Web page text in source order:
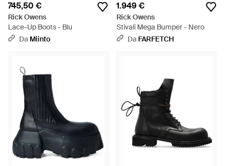
745,50 €
Rick Owens
Lace-Up Boots - Blu
Da Miinto
1.949 €
Rick Owens
Stivali Mega Bumper - Nero
Da FARFETCH